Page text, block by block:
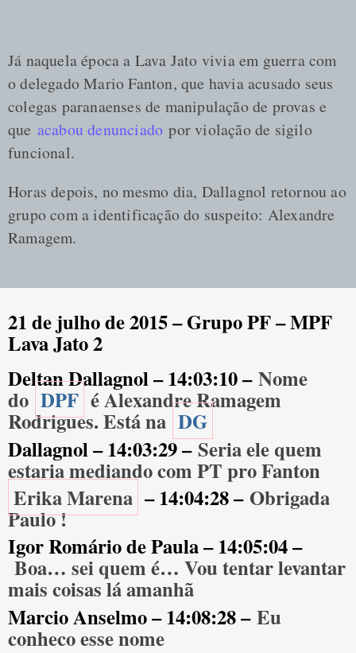
Já naquela época a Lava Jato vivia em guerra com
o delegado Mario Fanton, que havia acusado seus
colegas paranaenses de manipulação de provas e
que acabou denunciado por violação de sigilo
funcional.
Horas depois, no mesmo dia, Dallagnol retornou ao
grupo com a identificação do suspeito: Alexandre
Ramagem.
21 de julho de 2015 – Grupo PF – MPF
Lava Jato 2
Deltan Dallagnol – 14:03:10 –Nome
do DPF é Alexandre Ramagem
Rodrigues. Está na DG
Dallagnol – 14:03:29 –Seria ele quem
estaria mediando com PT pro Fanton
Erika Marena – 14:04:28 –Obrigada
Paulo !
Igor Romário de Paula – 14:05:04 –
Boa… sei quem é… Vou tentar levantar
mais coisas lá amanhã
Marcio Anselmo – 14:08:28 –Eu
conheco esse nome